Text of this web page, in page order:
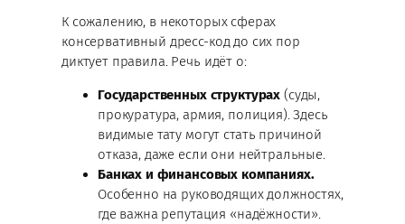
К сожалению, в некоторых сферах
консервативный дресс-код до сих пор
диктует правила. Речь идёт о:
Государственных структурах (суды,
прокуратура, армия, полиция). Здесь
видимые тату могут стать причиной
отказа, даже если они нейтральные.
Банках и финансовых компаниях.
Особенно на руководящих должностях,
где важна репутация «надёжности».